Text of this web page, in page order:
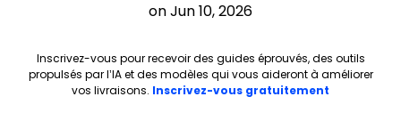
on Jun 10, 2026
Inscrivez-vous pour recevoir des guides éprouvés, des outils
propulsés par l’IA et des modèles qui vous aideront à améliorer
vos livraisons. Inscrivez-vous gratuitement